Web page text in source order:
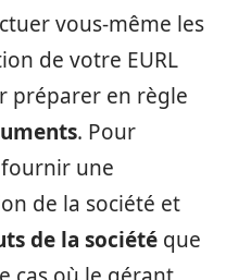
vous-même les
de votre EURL
préparer en règle
. Pour
fournir une
de la société et
de la société que